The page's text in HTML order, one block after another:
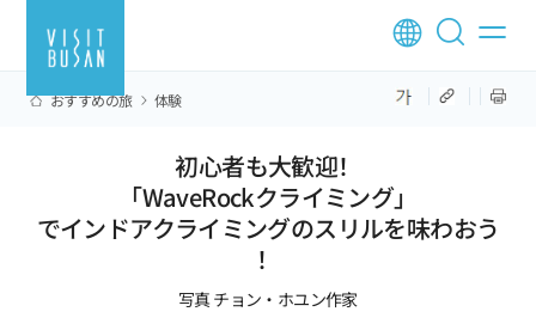
おすすめの旅 体験
初心者も大歓迎！
「WaveRockクライミング」
でインドアクライミングのスリルを味わおう
！
写真 チョン・ホユン作家